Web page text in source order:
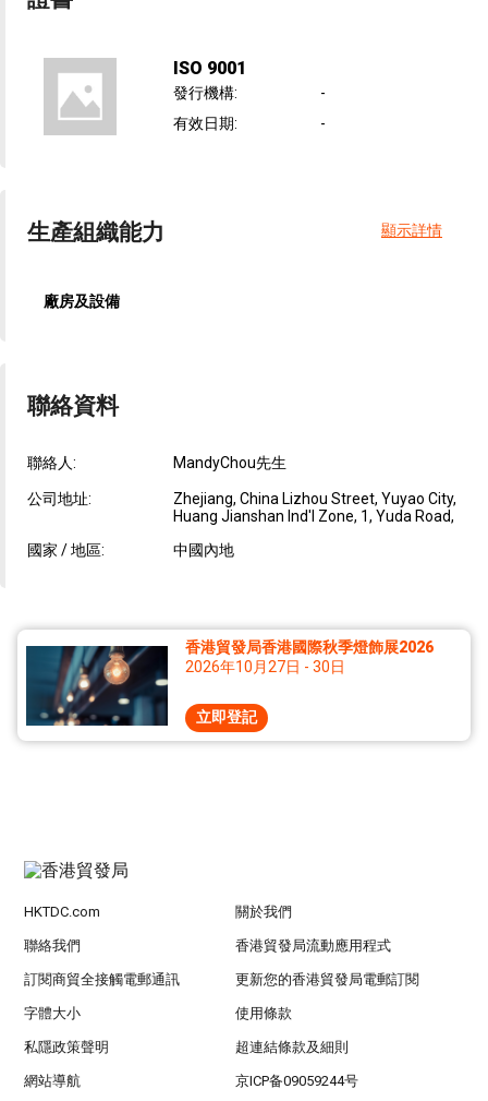
ISO 9001
發行機構:
-
有效日期: -
生產組織能力 顯示詳情
廠房及設備
聯絡資料
聯絡人: MandyChou先生
公司地址:
Zhejiang, China Lizhou Street, Yuyao City,
Huang Jianshan Ind'l Zone, 1, Yuda Road,
國家 / 地區:
中國內地
香港貿發局香港國際秋季燈飾展2026
2026年10月27日 - 30日
立即登記
HKTDC.com 關於我們
聯絡我們 香港貿發局流動應用程式
訂閱商貿全接觸電郵通訊 更新您的香港貿發局電郵訂閱
字體大小 使用條款
私隱政策聲明 超連結條款及細則
網站導航 京ICP备09059244号